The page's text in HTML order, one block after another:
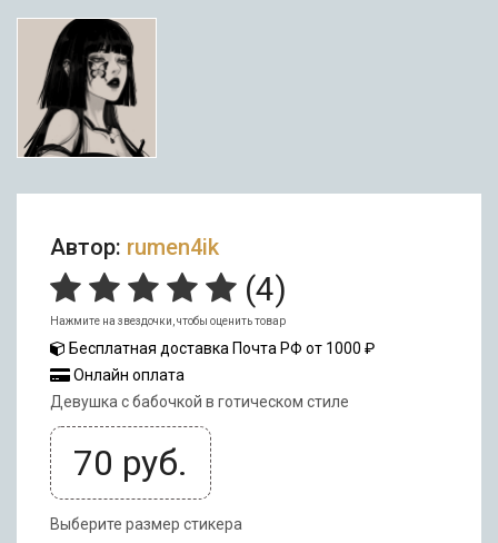
Автор: rumen4ik
(4)
Нажмите на звездочки, чтобы оценить товар
Бесплатная доставка Почта РФ от 1000 ₽
Онлайн оплата
Девушка с бабочкой в готическом стиле
70 руб.
Выберите размер стикера